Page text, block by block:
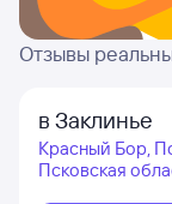
Отзывы
в Заклинье
Красный Бор,
Псковская